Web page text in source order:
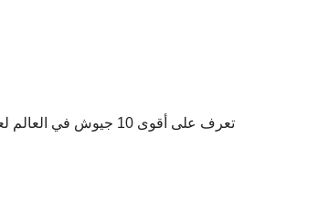
تعرف على أقوى 10 جيوش في العالم لعام 2022